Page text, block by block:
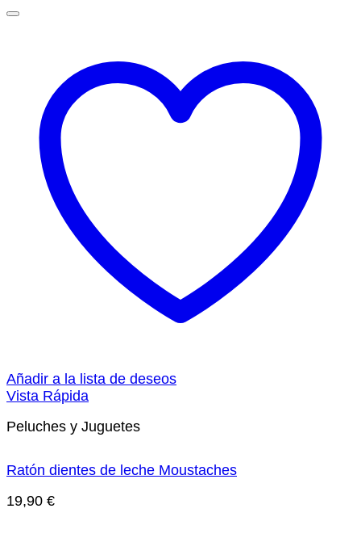
Añadir a la lista de deseos
Vista Rápida
Peluches y Juguetes
Ratón dientes de leche Moustaches
19,90 €